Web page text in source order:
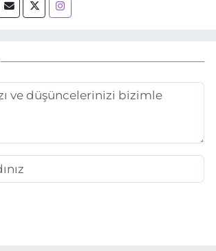
tarihinde, Grafik Tasarım alanında staj
attım.